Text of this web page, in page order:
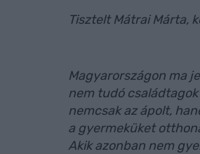
Tisztelt Mátrai Márta,
Magyarországon ma
nem tudó
nemcsak az ápolt,
a gyermeküket
Akik azonban nem